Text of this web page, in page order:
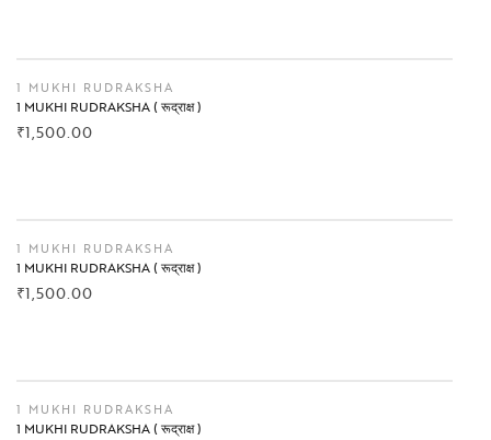
1 MUKHI RUDRAKSHA
1 MUKHI RUDRAKSHA ( रूद्राक्ष )
₹1,500.00
1 MUKHI RUDRAKSHA
1 MUKHI RUDRAKSHA ( रूद्राक्ष )
₹1,500.00
1 MUKHI RUDRAKSHA
1 MUKHI RUDRAKSHA ( रूद्राक्ष )